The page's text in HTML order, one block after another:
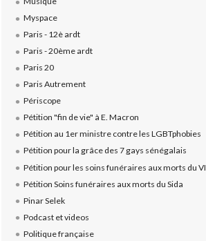
Myspace
Paris - 12è ardt
Paris - 20ème ardt
Paris 20
Paris Autrement
Périscope
Pétition "fin de vie" à E. Macron
Pétition au 1er ministre contre les LGBTphobies
Pétition pour la grâce des 7 gays sénégalais
Pétition pour les soins funéraires aux morts du VI
Pétition Soins funéraires aux morts du Sida
Pinar Selek
Podcast et videos
Politique française